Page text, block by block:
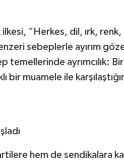
“Herkes, dil, ırk,
sebeplerle ayırım
ayrımcılık:
bir muamele ile
hem de sendikalara